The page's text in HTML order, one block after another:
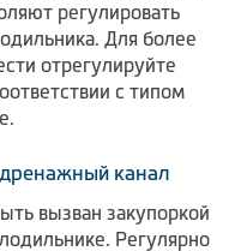
регулировать
Для более
отрегулируйте
с типом
канал
вызван закупоркой
Регулярно